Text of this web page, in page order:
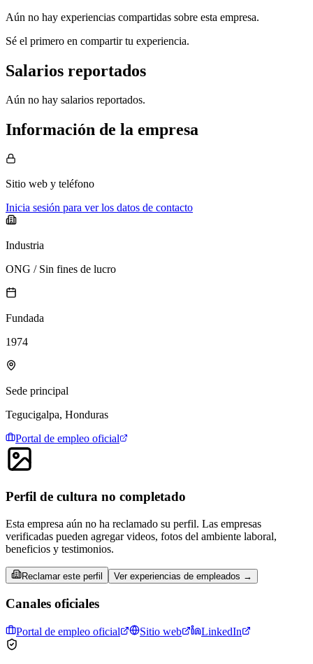
Aún no hay experiencias compartidas sobre esta empresa.
Sé el primero en compartir tu experiencia.
Salarios reportados
Aún no hay salarios reportados.
Información de la empresa
Sitio web y teléfono
Inicia sesión para ver los datos de contacto
Industria
ONG / Sin fines de lucro
Fundada
1974
Sede principal
Tegucigalpa, Honduras
Portal de empleo oficial
Perfil de cultura no completado
Esta empresa aún no ha reclamado su perfil. Las empresas
verificadas pueden agregar videos, fotos del ambiente laboral,
beneficios y testimonios.
Reclamar este perfil Ver experiencias de empleados →
Canales oficiales
Portal de empleo oficial Sitio web LinkedIn